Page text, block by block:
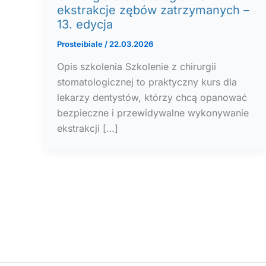
ekstrakcje zębów zatrzymanych –
13. edycja
Prosteibiale/22.03.2026
Opis szkolenia Szkolenie z chirurgii
stomatologicznej to praktyczny kurs dla
lekarzy dentystów, którzy chcą opanować
bezpieczne i przewidywalne wykonywanie
ekstrakcji […]